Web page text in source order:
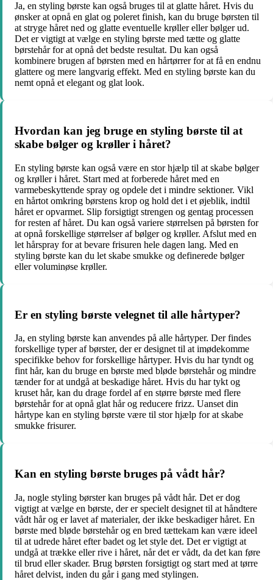
Ja, en styling børste kan også bruges til at glatte håret. Hvis du
ønsker at opnå en glat og poleret finish, kan du bruge børsten til
at stryge håret ned og glatte eventuelle krøller eller bølger ud.
Det er vigtigt at vælge en styling børste med tætte og glatte
børstehår for at opnå det bedste resultat. Du kan også
kombinere brugen af børsten med en hårtørrer for at få en endnu
glattere og mere langvarig effekt. Med en styling børste kan du
nemt opnå et elegant og glat look.
Hvordan kan jeg bruge en styling børste til at
skabe bølger og krøller i håret?
En styling børste kan også være en stor hjælp til at skabe bølger
og krøller i håret. Start med at forberede håret med en
varmebeskyttende spray og opdele det i mindre sektioner. Vikl
en hårtot omkring børstens krop og hold det i et øjeblik, indtil
håret er opvarmet. Slip forsigtigt strengen og gentag processen
for resten af håret. Du kan også variere størrelsen på børsten for
at opnå forskellige størrelser af bølger og krøller. Afslut med en
let hårspray for at bevare frisuren hele dagen lang. Med en
styling børste kan du let skabe smukke og definerede bølger
eller voluminøse krøller.
Er en styling børste velegnet til alle hårtyper?
Ja, en styling børste kan anvendes på alle hårtyper. Der findes
forskellige typer af børster, der er designet til at imødekomme
specifikke behov for forskellige hårtyper. Hvis du har tyndt og
fint hår, kan du bruge en børste med bløde børstehår og mindre
tænder for at undgå at beskadige håret. Hvis du har tykt og
kruset hår, kan du drage fordel af en større børste med flere
børstehår for at opnå glat hår og reducere frizz. Uanset din
hårtype kan en styling børste være til stor hjælp for at skabe
smukke frisurer.
Kan en styling børste bruges på vådt hår?
Ja, nogle styling børster kan bruges på vådt hår. Det er dog
vigtigt at vælge en børste, der er specielt designet til at håndtere
vådt hår og er lavet af materialer, der ikke beskadiger håret. En
børste med bløde børstehår og en bred tættekam kan være ideel
til at udrede håret efter badet og let style det. Det er vigtigt at
undgå at trække eller rive i håret, når det er vådt, da det kan føre
til brud eller skader. Brug børsten forsigtigt og start med at tørre
håret delvist, inden du går i gang med stylingen.